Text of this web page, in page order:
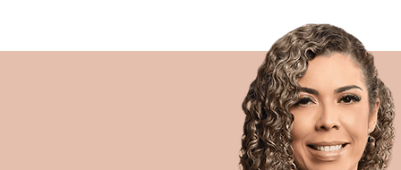
combater suor
excessivo